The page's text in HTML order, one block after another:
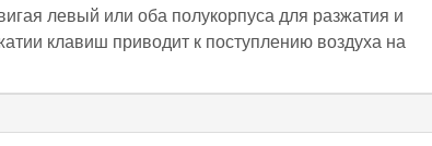
левый или оба полукорпуса для разжатия и
клавиш приводит к поступлению воздуха на